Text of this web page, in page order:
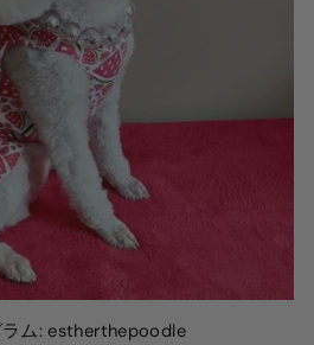
ム: estherthepoodle